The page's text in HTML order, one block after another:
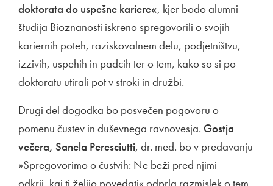
doktorata do uspešne kariere«, kjer bodo alumni
študija Bioznanosti iskreno spregovorili o svojih
kariernih poteh, raziskovalnem delu, podjetništvu,
izzivih, uspehih in padcih ter o tem, kako so si po
doktoratu utirali pot v stroki in družbi.
Drugi del dogodka bo posvečen pogovoru o
pomenu čustev in duševnega ravnovesja. Gostja
večera, Sanela Peresciutti, dr. med. bo v predavanju
»Spregovorimo o čustvih: Ne beži pred njimi –